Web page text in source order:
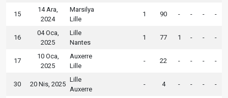
15
14 Ara,
2024
Marsilya
Lille
1 90 - - - -
16
04 Oca,
2025
Lille
Nantes
1 77 1 - - -
17
10 Oca,
2025
Auxerre
Lille
- 22 - - - -
30 20 Nis, 2025
Lille
Auxerre
- 4 - - - -